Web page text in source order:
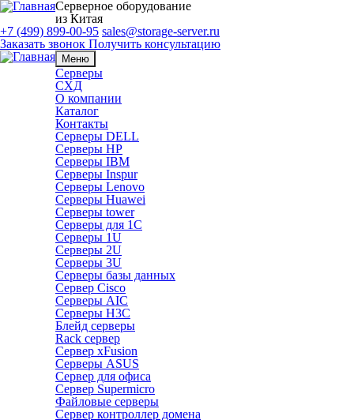
Серверное оборудование
из Китая
+7 (499) 899-00-95 sales@storage-server.ru
Заказать звонок Получить консультацию
Меню
Серверы
СХД
О компании
Каталог
Контакты
Серверы DELL
Серверы HP
Серверы IBM
Серверы Inspur
Серверы Lenovo
Серверы Huawei
Серверы tower
Серверы для 1C
Серверы 1U
Серверы 2U
Серверы 3U
Серверы базы данных
Сервер Cisco
Серверы AIC
Серверы H3C
Блейд серверы
Rack сервер
Сервер xFusion
Серверы ASUS
Сервер для офиса
Сервер Supermicro
Файловые серверы
Сервер контроллер домена